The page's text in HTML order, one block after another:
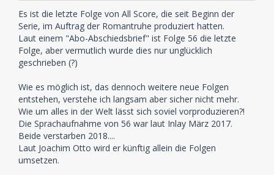
Es ist die letzte Folge von All Score, die seit Beginn der
Serie, im Auftrag der Romantruhe produziert hatten.
Laut einem "Abo-Abschiedsbrief" ist Folge 56 die letzte
Folge, aber vermutlich wurde dies nur unglücklich
geschrieben (?)
Wie es möglich ist, das dennoch weitere neue Folgen
entstehen, verstehe ich langsam aber sicher nicht mehr.
Wie um alles in der Welt lässt sich soviel vorproduzieren?!
Die Sprachaufnahme von 56 war laut Inlay März 2017.
Beide verstarben 2018....
Laut Joachim Otto wird er künftig allein die Folgen
umsetzen.